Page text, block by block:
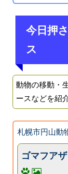
今日押
ス
動物の移動・
ースなどを紹
札幌市円山動
ゴマフア